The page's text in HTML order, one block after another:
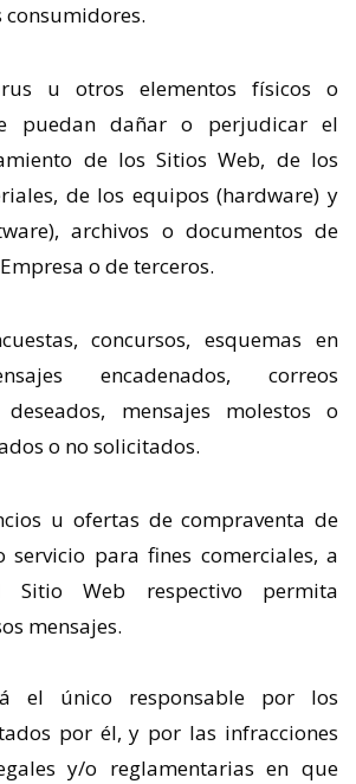
consumidores.
u otros elementos físicos o
puedan dañar o perjudicar el
de los Sitios Web, de los
de los equipos (hardware) y
archivos o documentos de
o de terceros.
concursos, esquemas en
encadenados, correos
mensajes molestos o
o no solicitados.
u ofertas de compraventa de
para fines comerciales, a
Web respectivo permita
mensajes.
el único responsable por los
por él, y por las infracciones
y/o reglamentarias en que